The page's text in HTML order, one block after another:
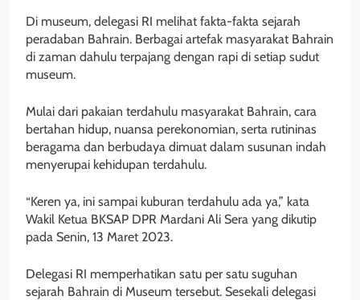
Di museum, delegasi RI melihat fakta-fakta sejarah
peradaban Bahrain. Berbagai artefak masyarakat Bahrain
di zaman dahulu terpajang dengan rapi di setiap sudut
museum.
Mulai dari pakaian terdahulu masyarakat Bahrain, cara
bertahan hidup, nuansa perekonomian, serta rutininas
beragama dan berbudaya dimuat dalam susunan indah
menyerupai kehidupan terdahulu.
“Keren ya, ini sampai kuburan terdahulu ada ya,” kata
Wakil Ketua BKSAP DPR Mardani Ali Sera yang dikutip
pada Senin, 13 Maret 2023.
Delegasi RI memperhatikan satu per satu suguhan
sejarah Bahrain di Museum tersebut. Sesekali delegasi